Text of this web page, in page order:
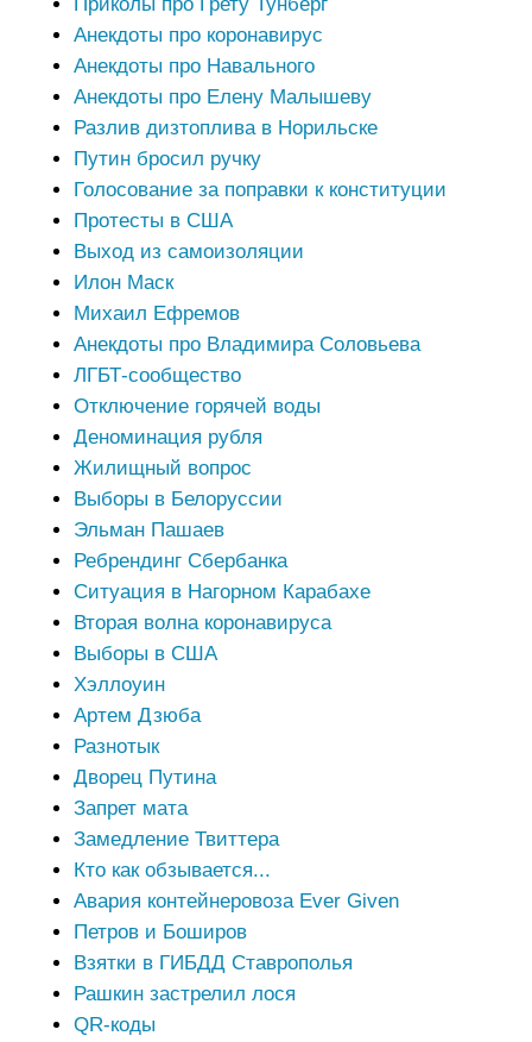
Анекдоты про коронавирус
Анекдоты про Навального
Анекдоты про Елену Малышеву
Разлив дизтоплива в Норильске
Путин бросил ручку
Голосование за поправки к конституции
Протесты в США
Выход из самоизоляции
Илон Маск
Михаил Ефремов
Анекдоты про Владимира Соловьева
ЛГБТ-сообщество
Отключение горячей воды
Деноминация рубля
Жилищный вопрос
Выборы в Белоруссии
Эльман Пашаев
Ребрендинг Сбербанка
Ситуация в Нагорном Карабахе
Вторая волна коронавируса
Выборы в США
Хэллоуин
Артем Дзюба
Разнотык
Дворец Путина
Запрет мата
Замедление Твиттера
Кто как обзывается...
Авария контейнеровоза Ever Given
Петров и Боширов
Взятки в ГИБДД Ставрополья
Рашкин застрелил лося
QR-коды